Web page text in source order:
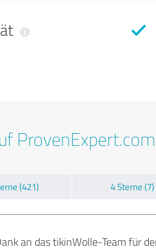
ProvenExpert.com
(421) 4 Sterne (7)
an das tikinWolle-Team für